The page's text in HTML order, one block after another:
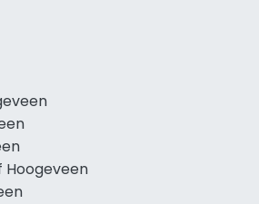
Hoogeveen